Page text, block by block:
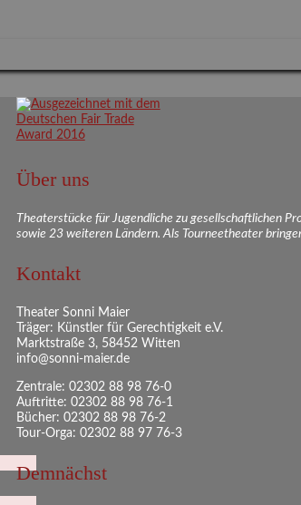
Über uns
Theaterstücke für Jugendliche zu gesellschaftlichen
sowie 23 weiteren Ländern. Als Tourneetheater
Kontakt
Theater Sonni Maier
Träger: Künstler für Gerechtigkeit e.V.
Marktstraße 3, 58452 Witten
info@sonni-maier.de
Zentrale: 02302 88 98 76-0
Auftritte: 02302 88 98 76-1
Bücher: 02302 88 98 76-2
Tour-Orga: 02302 88 97 76-3
Demnächst